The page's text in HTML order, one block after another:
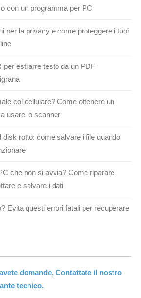
con un programma per PC
per la privacy e come proteggere i tuoi
per estrarre testo da un PDF
col cellulare? Come ottenere un
usare lo scanner
disk rotto: come salvare i file quando
che non si avvia? Come riparare
e salvare i dati
Evita questi errori fatali per recuperare
domande, Contattate il nostro
tecnico.